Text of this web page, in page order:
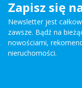
Zapisz się
Newsletter jest
zawsze. Bądź na
nowościami,
nieruchomości.